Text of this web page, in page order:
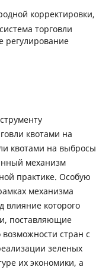
корректировки,
торговли
регулирование
квотами на
квотами на выбросы
механизм
практике. Особую
механизма
влияние которого
поставляющие
стран с
зеленых
их экономики, а